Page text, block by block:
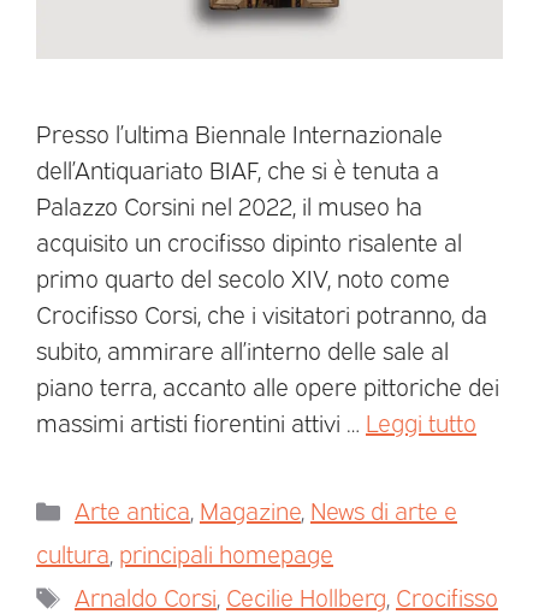
Presso l’ultima Biennale Internazionale
dell’Antiquariato BIAF, che si è tenuta a
Palazzo Corsini nel 2022, il museo ha
acquisito un crocifisso dipinto risalente al
primo quarto del secolo XIV, noto come
Crocifisso Corsi, che i visitatori potranno, da
subito, ammirare all’interno delle sale al
piano terra, accanto alle opere pittoriche dei
massimi artisti fiorentini attivi … Leggi tutto
Arte antica, Magazine, News di arte e
cultura, principali homepage
Arnaldo Corsi, Cecilie Hollberg, Crocifisso